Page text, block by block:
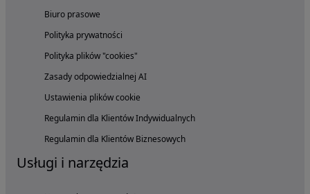
Biuro prasowe
Polityka prywatności
Polityka plików "cookies"
Zasady odpowiedzialnej AI
Ustawienia plików cookie
Regulamin dla Klientów Indywidualnych
Regulamin dla Klientów Biznesowych
Usługi i narzędzia